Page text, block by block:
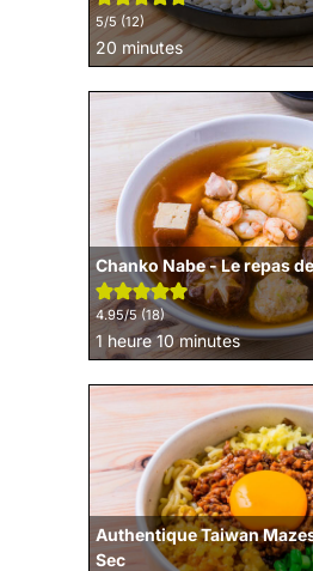
5/5 (12)
20 minutes
minutes
Chanko Nabe - Le repas
4.95/5 (18)
1 heure
heure 10minutes
minutes
Authentique Taiwan
Sec